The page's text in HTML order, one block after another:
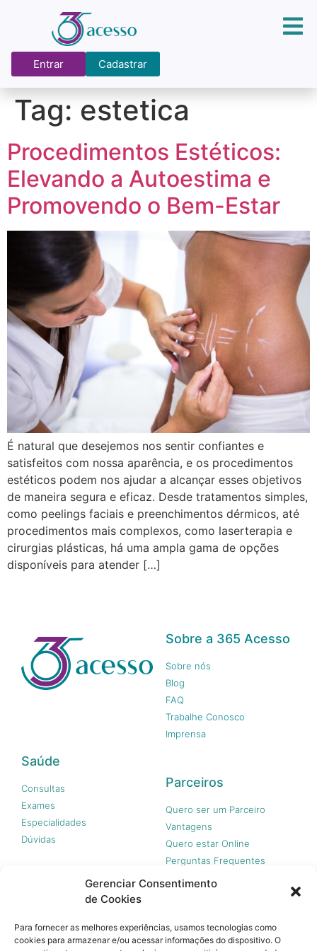
Gerenciar Consentimento
de Cookies
Para fornecer as melhores experiências, usamos tecnologias como
cookies para armazenar e/ou acessar informações do dispositivo. O
Entrar Cadastrar
Tag: estetica
Procedimentos Estéticos:
Elevando a Autoestima e
Promovendo o Bem-Estar
É natural que desejemos nos sentir confiantes e
satisfeitos com nossa aparência, e os procedimentos
estéticos podem nos ajudar a alcançar esses objetivos
de maneira segura e eficaz. Desde tratamentos simples,
como peelings faciais e preenchimentos dérmicos, até
procedimentos mais complexos, como laserterapia e
cirurgias plásticas, há uma ampla gama de opções
disponíveis para atender […]
Sobre a 365 Acesso
Sobre nós
Blog
FAQ
Trabalhe Conosco
Imprensa
Saúde
Consultas
Exames
Especialidades
Dúvidas
Parceiros
Quero ser um Parceiro
Vantagens
Quero estar Online
Perguntas Frequentes